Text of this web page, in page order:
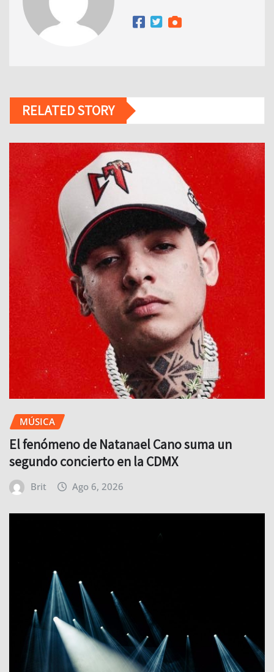
RELATED STORY
MÚSICA
El fenómeno de Natanael Cano suma un
segundo concierto en la CDMX
Brit Ago 6, 2026